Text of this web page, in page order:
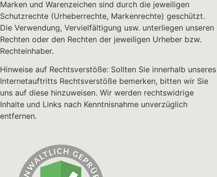
Marken und Warenzeichen sind durch die jeweiligen
Schutzrechte (Urheberrechte, Markenrechte) geschützt.
Die Verwendung, Vervielfältigung usw. unterliegen unseren
Rechten oder den Rechten der jeweiligen Urheber bzw.
Rechteinhaber.
Hinweise auf Rechtsverstöße: Sollten Sie innerhalb unseres
Internetauftritts Rechtsverstöße bemerken, bitten wir Sie
uns auf diese hinzuweisen. Wir werden rechtswidrige
Inhalte und Links nach Kenntnisnahme unverzüglich
entfernen.